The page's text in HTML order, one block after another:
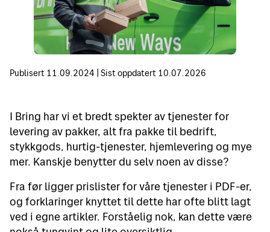
Publisert 11.09.2024 Sist oppdatert 10.07.2026
I Bring har vi et bredt spekter av tjenester for
levering av pakker, alt fra pakke til bedrift,
stykkgods, hurtig-tjenester, hjemlevering og mye
mer. Kanskje benytter du selv noen av disse?
Fra før ligger prislister for våre tjenester i PDF-er,
og forklaringer knyttet til dette har ofte blitt lagt
ved i egne artikler. Forståelig nok, kan dette være